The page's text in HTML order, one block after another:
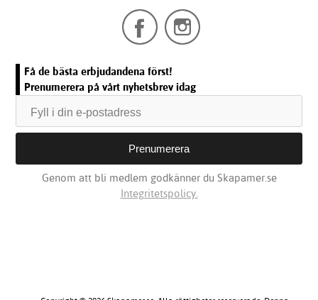
Få de bästa erbjudandena först!
Prenumerera på vårt nyhetsbrev idag
Genom att bli medlem godkänner du Skapamer.se
Integritetspolicy.